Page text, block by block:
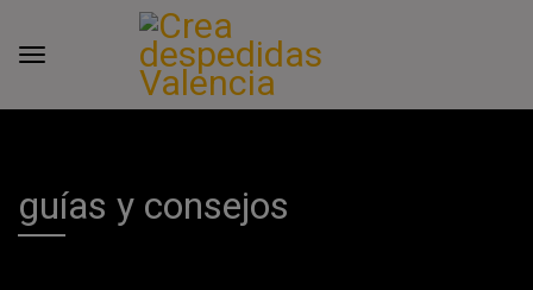
guías y consejos